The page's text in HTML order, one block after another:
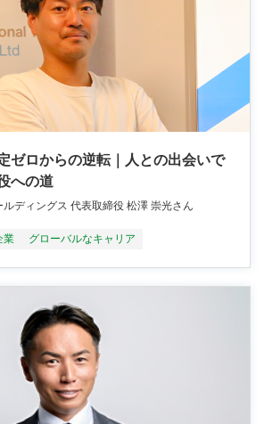
ゼロからの逆転｜人との出会いで
への道
ディングス 代表取締役 松澤 崇光さん
業 グローバルなキャリア